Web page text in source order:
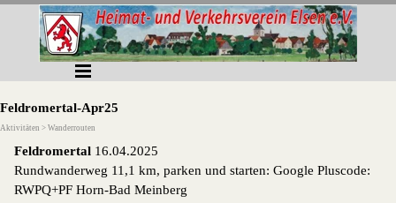
Direkt zum Seiteninhalt
Menü überspringen
Feldromertal-Apr25
Aktivitäten > Wanderrouten
Feldromertal 16.04.2025
Rundwanderweg 11,1 km, parken und starten: Google Pluscode:
RWPQ+PF Horn-Bad Meinberg